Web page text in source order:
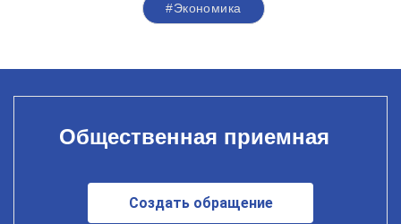
#Экономика
Общественная приемная
Создать обращение